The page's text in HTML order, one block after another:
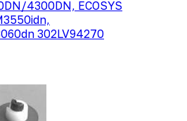
4300DN, ECOSYS
302LV94270